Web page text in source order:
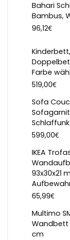
Bahari
Bambus,
96,12€
Farbe
519,00€
Sofa
599,00€
IKEA
93x30x21
65,99€
Multimo
Wandbett
cm